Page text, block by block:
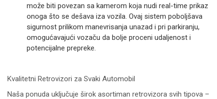
može biti povezan sa kamerom koja nudi real-time prikaz
onoga što se dešava iza vozila. Ovaj sistem poboljšava
sigurnost prilikom manevrisanja unazad i pri parkiranju,
omogućavajući vozaču da bolje proceni udaljenost i
potencijalne prepreke.
Kvalitetni Retrovizori za Svaki Automobil
Naša ponuda uključuje širok asortiman retrovizora svih tipova –